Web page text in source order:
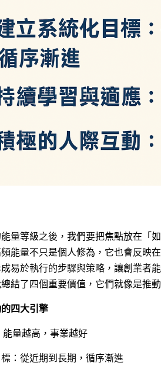
量等級之後，我們要把焦點放在「
能量不只是個人修為，它也會反映
易於執行的步驟與策略，讓創業者
結了四個重要價值，它們就像是推
四大引擎
能量越高，事業越好
：從近期到長期，循序漸進